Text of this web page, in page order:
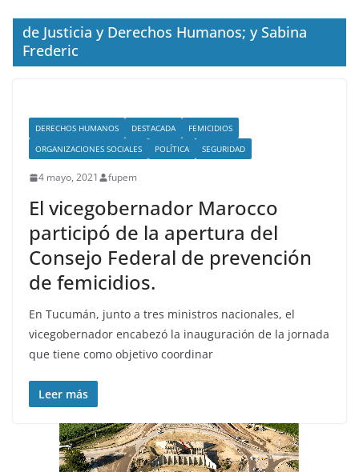
de Justicia y Derechos Humanos; y Sabina
Frederic
DERECHOS HUMANOS DESTACADA
FEMICIDIOS
ORGANIZACIONES SOCIALES
POLÍTICA SEGURIDAD
4 mayo, 2021 fupem
El vicegobernador Marocco
participó de la apertura del
Consejo Federal de prevención
de femicidios.
En Tucumán, junto a tres ministros nacionales, el
vicegobernador encabezó la inauguración de la jornada
que tiene como objetivo coordinar
Leer más